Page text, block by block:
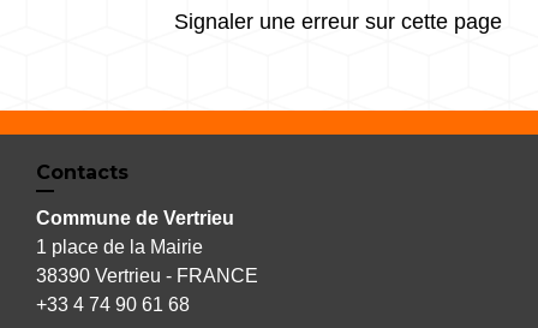
Signaler une erreur sur cette page
Contacts
Commune de Vertrieu
1 place de la Mairie
38390 Vertrieu - FRANCE
+33 4 74 90 61 68